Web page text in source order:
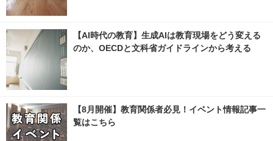
【AI時代の教育】生成AIは教育現場をどう変える
のか、OECDと文科省ガイドラインから考える
【8月開催】教育関係者必見！イベント情報記事一
覧はこちら